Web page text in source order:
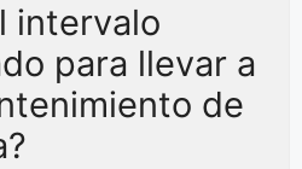
intervalo
para llevar a
de